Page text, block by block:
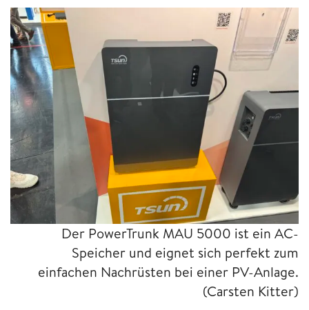
Der PowerTrunk MAU 5000 ist ein AC-
Speicher und eignet sich perfekt zum
einfachen Nachrüsten bei einer PV-Anlage.
(Carsten Kitter)